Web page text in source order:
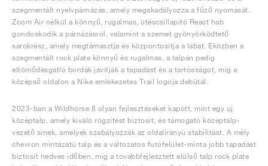
szegmentált nyelvpárnázás, amely megakadályozza a fűző nyomását.
Zoom Air nélkül a könnyű, rugalmas, ütéscsillapító React hab
gondoskodik a párnázásról, valamint a szemet gyönyörködtető
sarokrész, amely megtámasztja és központosítja a lábat. Eközben a
szegmentált rock plate könnyű és rugalmas, a talpán pedig
eltömődésgátló bordák javítják a tapadást és a tartósságot, míg a
középső oldalon a Nike emlékezetes Trail logója debütál.
2023-ban a Wildhorse 8 olyan fejlesztéseket kapott, mint egy új
középtalp, amely kiváló rögzítést biztosít, és támogató középtalp-
vezető sínek, amelyek szabályozzák az oldalirányú stabilitást. A mély
chevron mintázatú talp és a változatos futófelület-minta jobb tapadást
biztosít nedves időben, míg a továbbfejlesztett elülső talp rock plate